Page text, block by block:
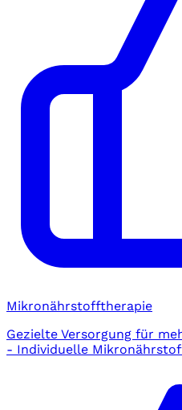
Mikronährstofftherapie
Gezielte Versorgung für
- Individuelle